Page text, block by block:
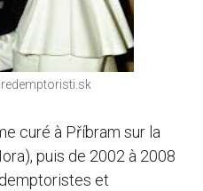
curé à Příbram sur la
puis de 2002 à 2008
et